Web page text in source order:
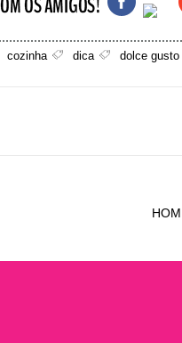
cozinha dica dolce gusto